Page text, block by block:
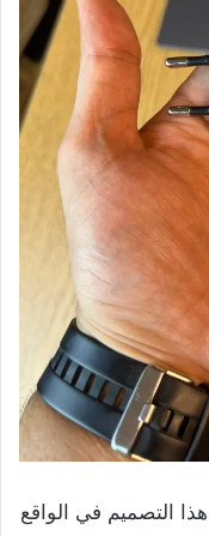
التصميم في الواقع